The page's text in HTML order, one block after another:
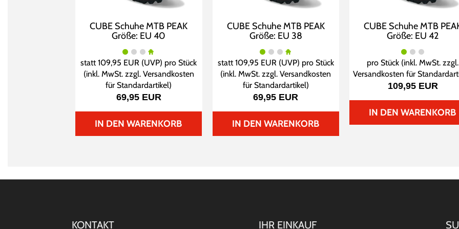
CUBE Schuhe MTB PEAK
Größe: EU 40
statt109,95 EUR (UVP) pro Stück
(inkl. MwSt. zzgl. Versandkosten
für Standardartikel)
69,95 EUR
IN DEN WARENKORB
CUBE Schuhe MTB PEAK
Größe: EU 38
statt109,95 EUR (UVP) pro Stück
(inkl. MwSt. zzgl.Versandkosten
für Standardartikel)
69,95 EUR
IN DEN WARENKORB
CUBE Schuhe MTB
Größe: EU 42
pro Stück (inkl. MwSt. zzgl.
Versandkosten für
109,95 EUR
IN DEN WARENKORB
KONTAKT IHR EINKAUF